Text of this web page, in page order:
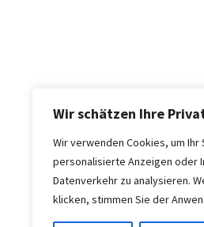
Wir schätzen Ihre
Wir verwenden Cookies, um
personalisierte Anzeigen oder
Datenverkehr zu analysieren.
klicken, stimmen Sie der